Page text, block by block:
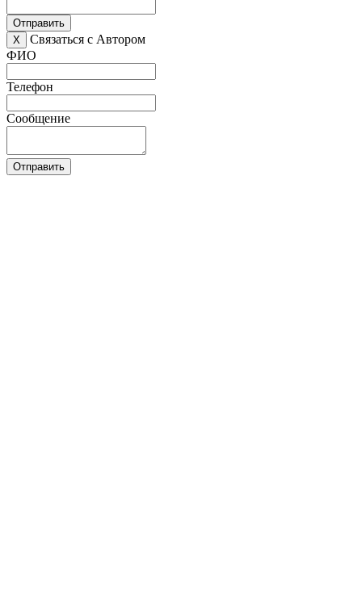
Отправить
X
Связаться с Автором
ФИО
Телефон
Сообщение
Отправить